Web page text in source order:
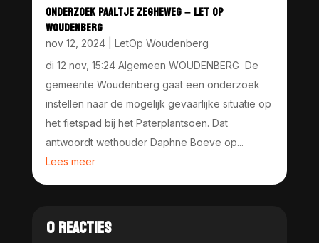
ONDERZOEK PAALTJE ZEGHEWEG – LET OP
WOUDENBERG
nov 12, 2024| LetOp Woudenberg
di 12 nov, 15:24 Algemeen WOUDENBERG De
gemeente Woudenberg gaat een onderzoek
instellen naar de mogelijk gevaarlijke situatie op
het fietspad bij het Paterplantsoen. Dat
antwoordt wethouder Daphne Boeve op...
Lees meer
0 REACTIES